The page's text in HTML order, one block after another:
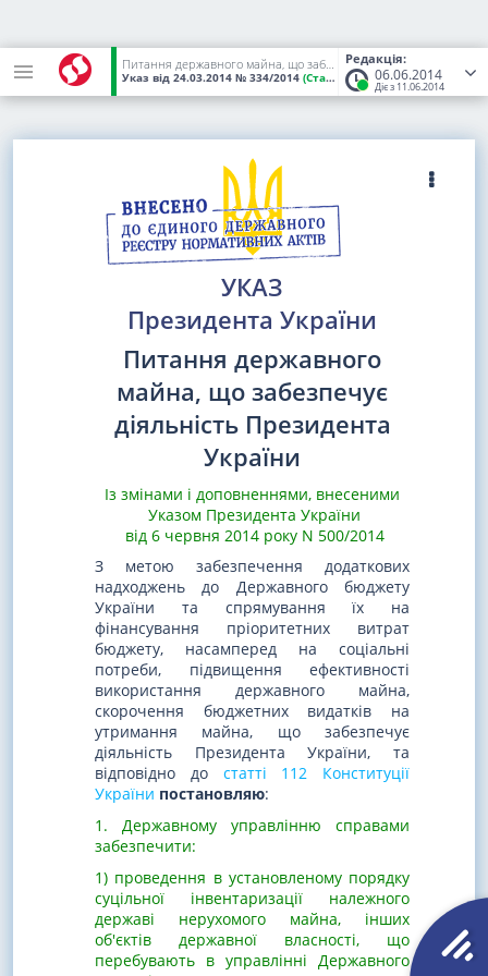
Редакція:
06.06.2014
Діє з 11.06.2014
Питання державного майна, що забезпечує діяльність Президента України
Указ від 24.03.2014 № 334/2014 (Статус: Чинний)
УКАЗ
Президента України
Питання державного
майна, що забезпечує
діяльність Президента
України
Із змінами і доповненнями, внесеними
Указом Президента України
від 6 червня 2014 року N 500/2014
З метою забезпечення додаткових
надходжень до Державного бюджету
України та спрямування їх на
фінансування пріоритетних витрат
бюджету, насамперед на соціальні
потреби, підвищення ефективності
використання державного майна,
скорочення бюджетних видатків на
утримання майна, що забезпечує
діяльність Президента України, та
відповідно до статті 112 Конституції
України постановляю:
1. Державному управлінню справами
забезпечити:
1) проведення в установленому порядку
суцільної інвентаризації належного
державі нерухомого майна, інших
об'єктів державної власності, що
перебувають в управлінні Державного